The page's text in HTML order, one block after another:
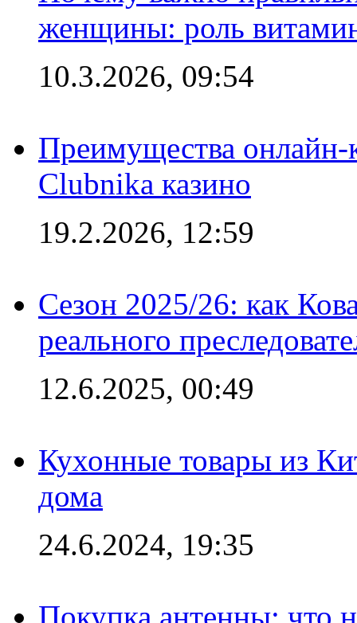
женщины: роль
10.3.2026, 09:54
Преимущества онлайн-
Clubnika казино
19.2.2026, 12:59
Сезон 2025/26: как
реального
12.6.2025, 00:49
Кухонные товары из
дома
24.6.2024, 19:35
Покупка антенны: что